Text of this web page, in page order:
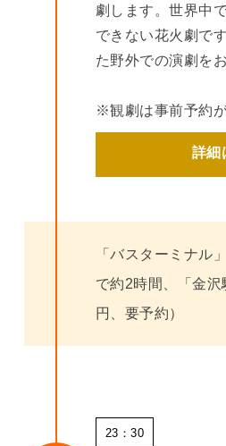
劇します。世界中
できない花火劇で
た野外での演劇を
※観劇は事前予約が
詳細
「バスターミナル
で約2時間、「金
円、要予約）
23：30